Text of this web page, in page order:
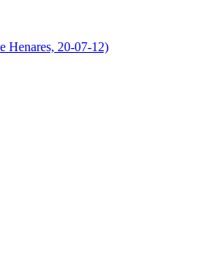
Henares, 20-07-12)